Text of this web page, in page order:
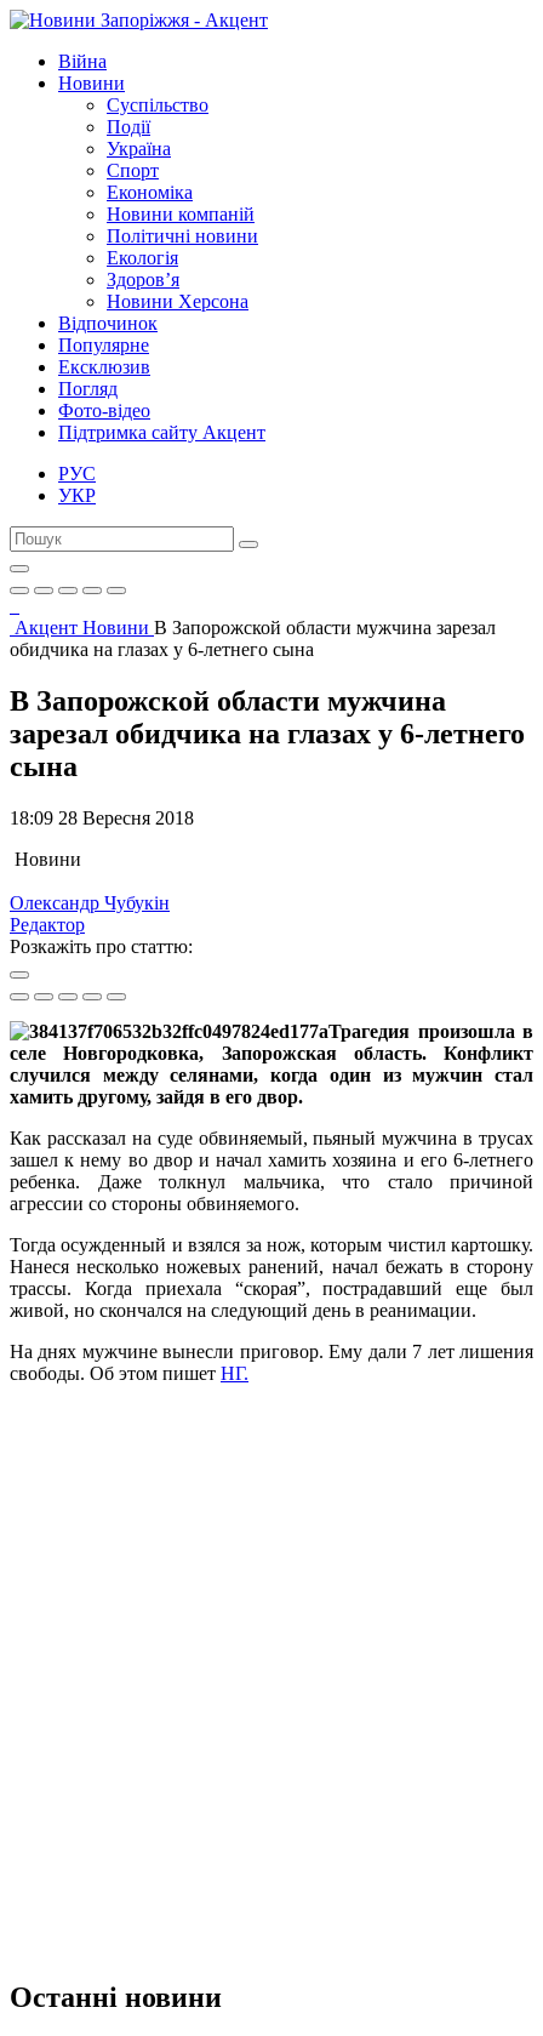
Війна
Новини
Суспільство
Події
Україна
Спорт
Економіка
Новини компаній
Політичні новини
Екологія
Здоров’я
Новини Херсона
Відпочинок
Популярне
Ексклюзив
Погляд
Фото-відео
Підтримка сайту Акцент
РУС
УКР
Акцент Новини В Запорожской области мужчина зарезал
обидчика на глазах у 6-летнего сына
В Запорожской области мужчина
зарезал обидчика на глазах у 6-летнего
сына
18:09 28 Вересня 2018
Новини
Олександр Чубукін
Редактор
Розкажіть про статтю:
Трагедия произошла в
селе Новгородковка, Запорожская область. Конфликт
случился между селянами, когда один из мужчин стал
хамить другому, зайдя в его двор.
Как рассказал на суде обвиняемый, пьяный мужчина в трусах
зашел к нему во двор и начал хамить хозяина и его 6-летнего
ребенка. Даже толкнул мальчика, что стало причиной
агрессии со стороны обвиняемого.
Тогда осужденный и взялся за нож, которым чистил картошку.
Нанеся несколько ножевых ранений, начал бежать в сторону
трассы. Когда приехала “скорая”, пострадавший еще был
живой, но скончался на следующий день в реанимации.
На днях мужчине вынесли приговор. Ему дали 7 лет лишения
свободы. Об этом пишет НГ.
Останні новини